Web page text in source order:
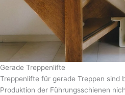
Gerade Treppenlifte
Treppenlifte für gerade Treppen sind
Produktion der Führungsschienen